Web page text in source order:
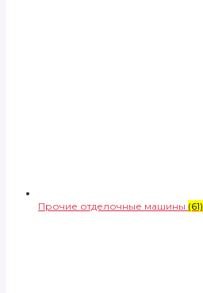
Прочие отделочные машины (61)